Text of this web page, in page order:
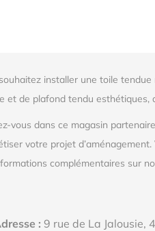
installer une toile
et de plafond tendu
vous dans ce magasin partenaire
votre projet
complémentaires sur
: 9 rue de La Jalousie,